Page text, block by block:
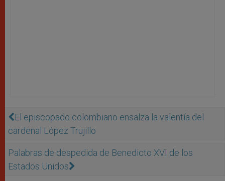
El episcopado colombiano ensalza la valentía del
cardenal López Trujillo
Palabras de despedida de Benedicto XVI de los
Estados Unidos